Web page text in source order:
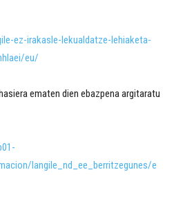
ez-irakasle-lekualdatze-lehiaketa-
eu/
ematen dien ebazpena argitaratu
langile_nd_ee_berritzegunes/e